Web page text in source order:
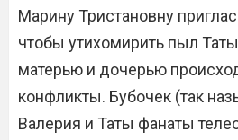
Марину Тристановну
чтобы утихомирить пыл
матерью и дочерью
конфликты. Бубочек (так
Валерия и Таты фанаты